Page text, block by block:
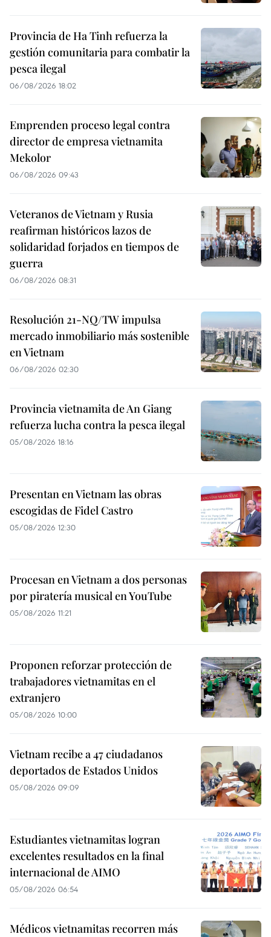
Provincia de Ha Tinh refuerza la
gestión comunitaria para combatir la
pesca ilegal
06/08/2026 18:02
Emprenden proceso legal contra
director de empresa vietnamita
Mekolor
06/08/2026 09:43
Veteranos de Vietnam y Rusia
reafirman históricos lazos de
solidaridad forjados en tiempos de
guerra
06/08/2026 08:31
Resolución 21-NQ/TW impulsa
mercado inmobiliario más sostenible
en Vietnam
06/08/2026 02:30
Provincia vietnamita de An Giang
refuerza lucha contra la pesca ilegal
05/08/2026 18:16
Presentan en Vietnam las obras
escogidas de Fidel Castro
05/08/2026 12:30
Procesan en Vietnam a dos personas
por piratería musical en YouTube
05/08/2026 11:21
Proponen reforzar protección de
trabajadores vietnamitas en el
extranjero
05/08/2026 10:00
Vietnam recibe a 47 ciudadanos
deportados de Estados Unidos
05/08/2026 09:09
Estudiantes vietnamitas logran
excelentes resultados en la final
internacional de AIMO
05/08/2026 06:54
Médicos vietnamitas recorren más